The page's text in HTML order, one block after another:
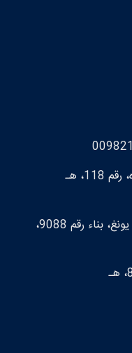
باكو، شارع كاظم كاظمزاده، رقم 118، هـ
أونتاريو، ريتشموند هيل، شارع يونغ، بناء رقم 9088،
لندن، شارع ابر، بناء رقم 83، هـ